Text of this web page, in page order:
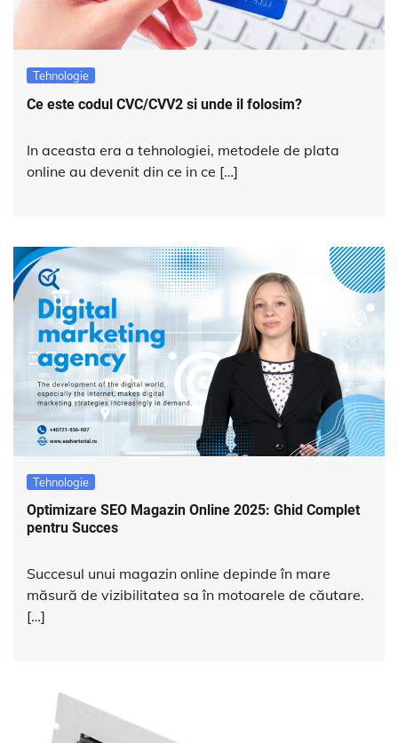
Tehnologie
Ce este codul CVC/CVV2 si unde il folosim?
In aceasta era a tehnologiei, metodele de plata
online au devenit din ce in ce […]
Tehnologie
Optimizare SEO Magazin Online 2025: Ghid Complet
pentru Succes
Succesul unui magazin online depinde în mare
măsură de vizibilitatea sa în motoarele de căutare.
[…]